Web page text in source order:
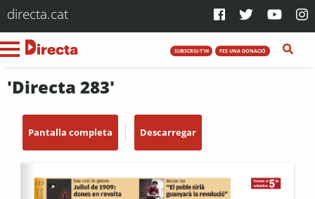
directa.cat
SUBSCRIU-T'HI FES UNA DONACIÓ
'Directa 283'
Pantalla completa Descarregar